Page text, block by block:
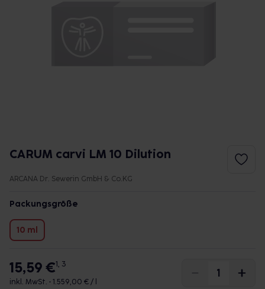
CARUM carvi LM 10 Dilution
ARCANA Dr. Sewerin GmbH & Co.KG
Packungsgröße
10 ml
15,59 €1, 3
inkl. MwSt. • 1.559,00 € / l